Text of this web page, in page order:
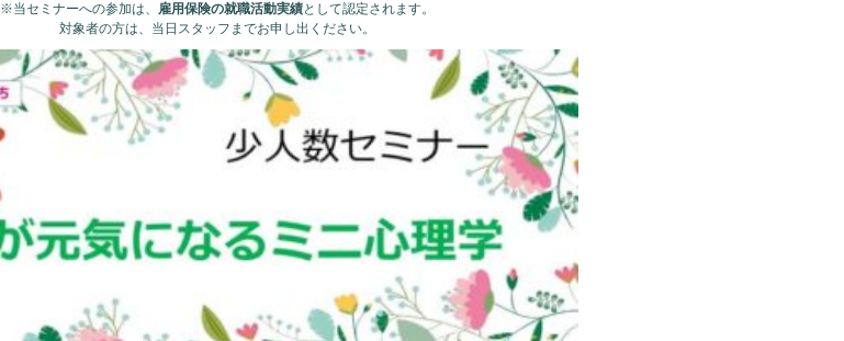
※当セミナーへの参加は、 雇用保険の就職活動実績として認定されます。
対象者の方は、当日スタッフまでお申し出ください。